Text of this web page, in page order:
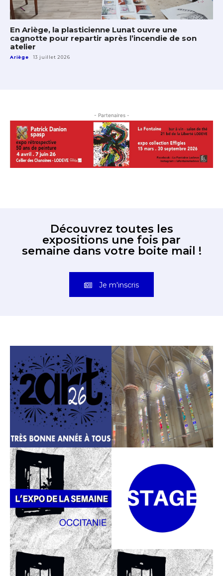
En Ariège, la plasticienne Lunat ouvre une
cagnotte pour repartir après l’incendie de son
atelier
Ariège 13 juillet 2026
- Partenaires -
Découvrez toutes les
expositions une fois par
semaine dans votre boite mail !
Je m'inscris